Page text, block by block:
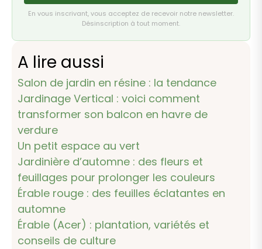
En vous inscrivant, vous acceptez de recevoir notre newsletter.
Désinscription à tout moment.
A lire aussi
Salon de jardin en résine : la tendance
Jardinage Vertical : voici comment
transformer son balcon en havre de
verdure
Un petit espace au vert
Jardinière d’automne : des fleurs et
feuillages pour prolonger les couleurs
Érable rouge : des feuilles éclatantes en
automne
Érable (Acer) : plantation, variétés et
conseils de culture